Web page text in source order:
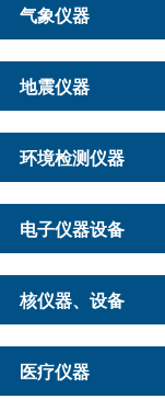
气象仪器
地震仪器
环境检测仪器
电子仪器设备
核仪器、设备
医疗仪器